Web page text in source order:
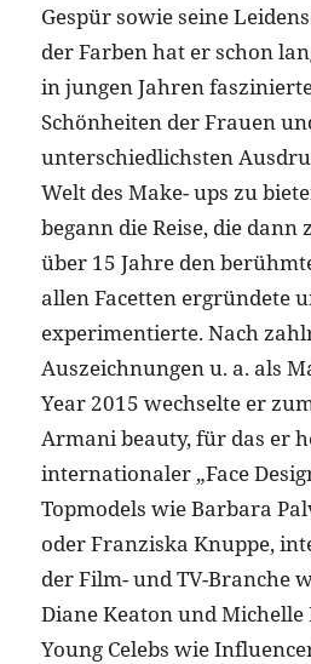
Gespür sowie seine
der Farben hat er schon
in jungen Jahren
Schönheiten der Frauen
unterschiedlichsten
Welt des Make- ups zu
begann die Reise, die dann
über 15 Jahre den
allen Facetten ergründete
experimentierte. Nach
Auszeichnungen u. a. als
Year 2015 wechselte er
Armani beauty, für das er
internationaler „Face
Topmodels wie Barbara
oder Franziska Knuppe,
der Film- und TV-Branche
Diane Keaton und
Young Celebs wie